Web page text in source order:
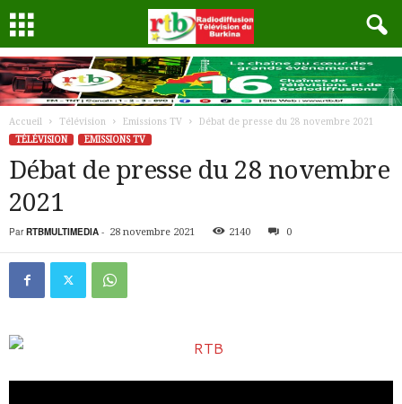
Accueil Télévision Emissions TV
Débat de presse du 28 novembre 2021
TÉLÉVISION
EMISSIONS TV
Débat de presse du 28 novembre
2021
Par RTBMULTIMEDIA - 28 novembre 2021 2140 0